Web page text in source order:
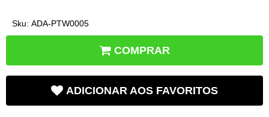
Sku: ADA-PTW0005
COMPRAR
ADICIONAR AOS FAVORITOS